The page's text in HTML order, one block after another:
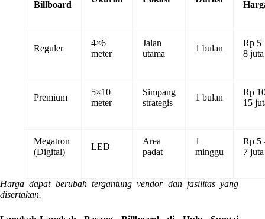
Billboard
Reguler
4×6
meter
Jalan
utama
1 bulan
Rp 5
8 juta
Premium
5×10
meter
Simpang
strategis
1 bulan
Rp
15
Megatron
(Digital)
LED
Area
padat
1
minggu
Rp 5
7 juta
Harga dapat berubah tergantung vendor dan fasilitas yang
disertakan.